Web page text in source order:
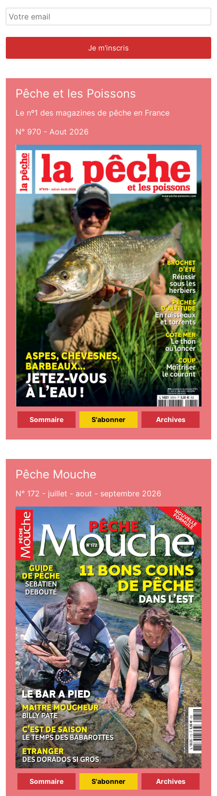
Pêche et les Poissons
Le nº1 des magazines de pêche en France
N° 970 - Aout 2026
Sommaire S'abonner Archives
Pêche Mouche
N° 172 - juillet - aout - septembre 2026
Sommaire S'abonner Archives